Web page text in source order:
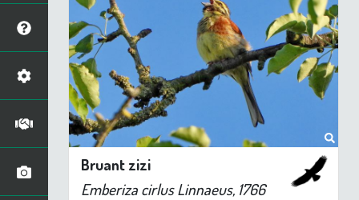
Bruant zizi
Emberiza cirlusLinnaeus, 1766